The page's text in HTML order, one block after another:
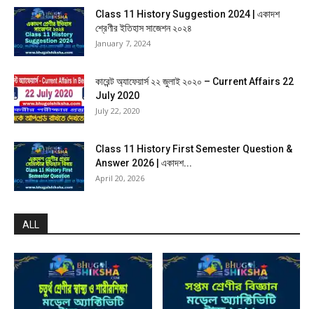
Class 11 History Suggestion 2024 | একাদশ
শ্রেণীর ইতিহাস সাজেশন ২০২৪
January 7, 2024
কারেন্ট অ্যাফেয়ার্স ২২ জুলাই ২০২০ – Current Affairs 22
July 2020
July 22, 2020
Class 11 History First Semester Question &
Answer 2026 | একাদশ...
April 20, 2026
ALL